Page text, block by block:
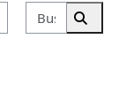
Buscar
Buscar